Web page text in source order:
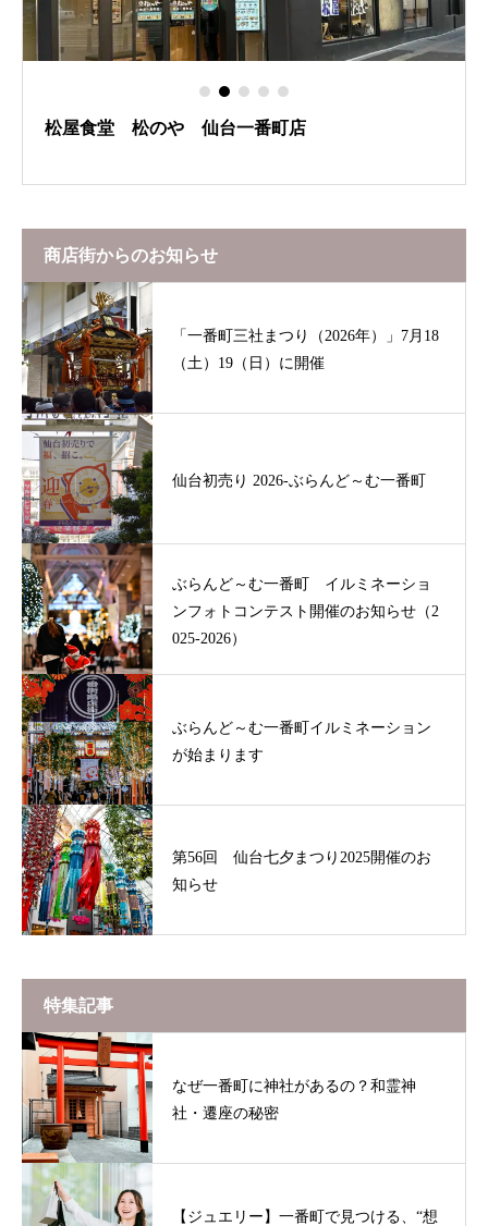
松屋食堂 松のや 仙台一番町店
商店街からのお知らせ
「一番町三社まつり（2026年）」7月18
（土）19（日）に開催
仙台初売り 2026-ぶらんど～む一番町
ぶらんど～む一番町 イルミネーショ
ンフォトコンテスト開催のお知らせ（2
025-2026）
ぶらんど～む一番町イルミネーション
が始まります
第56回 仙台七夕まつり2025開催のお
知らせ
特集記事
なぜ一番町に神社があるの？和霊神
社・遷座の秘密
【ジュエリー】一番町で見つける、“想